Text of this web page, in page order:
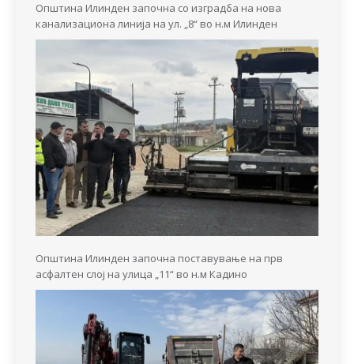
Општина Илинден започна со изградба на нова
канализациона линија на ул. „8“ во н.м Илинден
Општина Илинден започна поставување на прв
асфалтен слој на улица „11“ во н.м Кадино